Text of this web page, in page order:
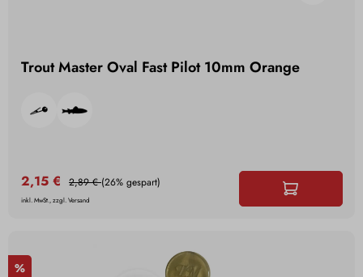
Trout Master Oval Fast Pilot 10mm Orange
2,15 € 2,89 €(26% gespart)
inkl. MwSt., zzgl. Versand
%